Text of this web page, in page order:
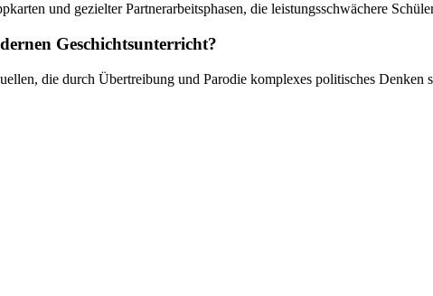
und gezielter Partnerarbeitsphasen, die leistungsschwächere
Geschichtsunterricht?
die durch Übertreibung und Parodie komplexes politisches Denken